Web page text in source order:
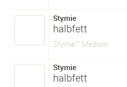
Stymie
halbfett
Stymie™ Medium
Stymie
halbfett